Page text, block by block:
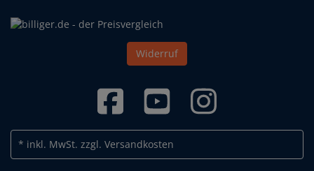
Widerruf
* inkl. MwSt. zzgl. Versandkosten